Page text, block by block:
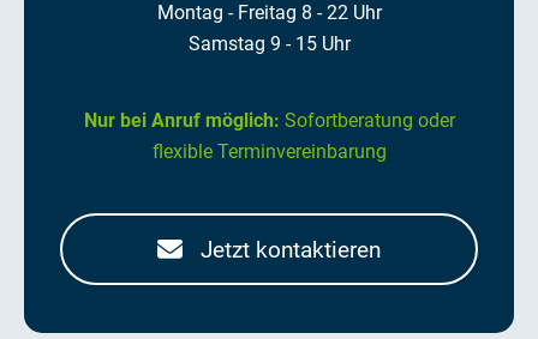
Montag - Freitag 8 - 22 Uhr
Samstag 9 - 15 Uhr
Nur bei Anruf möglich: Sofortberatung oder
flexible Terminvereinbarung
Jetzt kontaktieren